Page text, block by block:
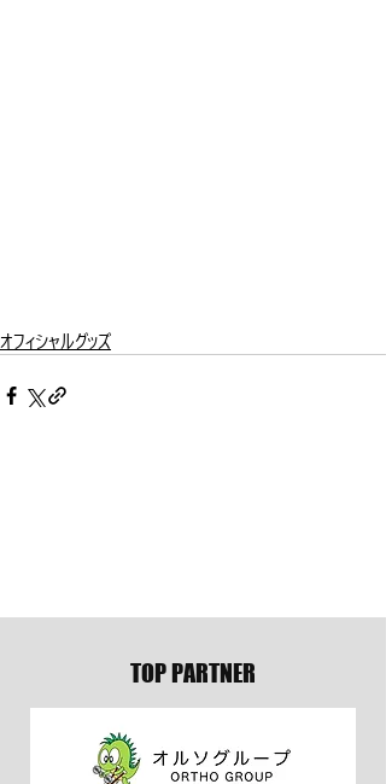
オフィシャルグッズ
TOP PARTNER